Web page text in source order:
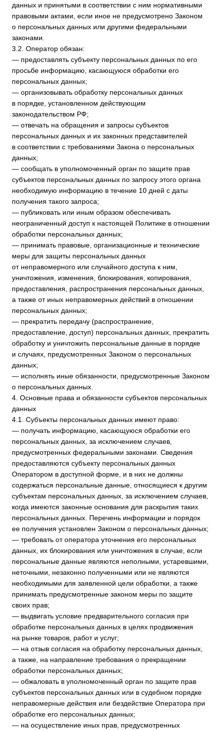
от неправомерного или случайного доступа к ним,
уничтожения, изменения, блокирования, копирования,
предоставления, распространения персональных данных,
а также от иных неправомерных действий в отношении
персональных данных;
— прекратить передачу (распространение,
предоставление, доступ) персональных данных, прекратить
обработку и уничтожить персональные данные в порядке
— исполнять иные обязанности, предусмотренные Законом
о персональных данных.
4. Основные права и обязанности субъектов персональных
данных
4.1. Субъекты персональных данных имеют право:
персональных данных, за исключением случаев,
предусмотренных федеральными законами. Сведения
предоставляются субъекту персональных данных
Оператором в доступной форме, и в них не должны
содержаться персональные данные, относящиеся к другим
когда имеются законные основания для раскрытия таких
персональных данных. Перечень информации и порядок
ее получения установлен Законом о персональных данных;
— требовать от оператора уточнения его персональных
данных, их блокирования или уничтожения в случае, если
неточными, незаконно полученными или не являются
необходимыми для заявленной цели обработки, а также
принимать предусмотренные законом меры по защите
своих прав;
— выдвигать условие предварительного согласия при
на рынке товаров, работ и услуг;
— на отзыв согласия на обработку персональных данных,
а также, на направление требования о прекращении
обработки персональных данных;
— обжаловать в уполномоченный орган по защите прав
неправомерные действия или бездействие Оператора при
обработке его персональных данных;
— на осуществление иных прав, предусмотренных
законодательством РФ.
4.2. Субъекты персональных данных обязаны:
— предоставлять Оператору достоверные данные о себе;
— сообщать Оператору об уточнении (обновлении,
изменении) своих персональных данных.
4.3. Лица, передавшие Оператору недостоверные сведения
о себе, либо сведения о другом субъекте персональных
данных без согласия последнего, несут ответственность
в соответствии с законодательством РФ.
5.1. Обработка персональных данных осуществляется
на законной и справедливой основе.
5.2. Обработка персональных данных ограничивается
достижением конкретных, заранее определенных
и законных целей. Не допускается обработка персональных
данных.
5.3. Не допускается объединение баз данных, содержащих
персональные данные, обработка которых осуществляется
в целях, несовместимых между собой.
5.4. Обработке подлежат только персональные данные,
5.5. Содержание и объем обрабатываемых персональных
данных соответствуют заявленным целям обработки.
Не допускается избыточность обрабатываемых
персональных данных по отношению к заявленным целям
их обработки.
5.6. При обработке персональных данных обеспечивается
точность персональных данных, их достаточность,
а в необходимых случаях и актуальность по отношению
к целям обработки персональных данных. Оператор
принимает необходимые меры и/или обеспечивает
их принятие по удалению или уточнению неполных или
5.7. Хранение персональных данных осуществляется
в форме, позволяющей определить субъекта персональных
данных, не дольше, чем этого требуют цели обработки